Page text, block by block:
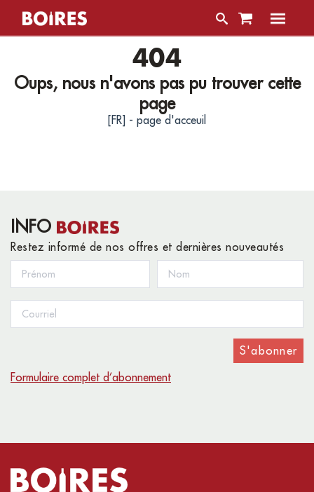
404
Oups, nous n'avons pas pu trouver cette
page
[FR] - page d'acceuil
INFO
Restez informé de nos offres et dernières nouveautés
S'abonner
Formulaire complet d’abonnement